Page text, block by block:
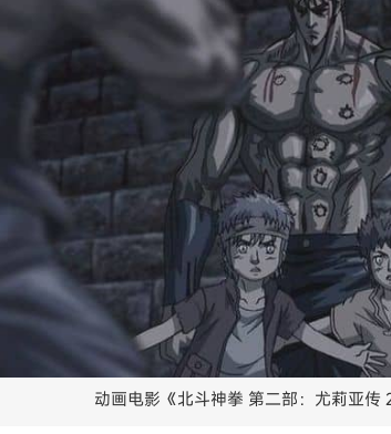
动画电影《北斗神拳 第二部：尤莉亚传